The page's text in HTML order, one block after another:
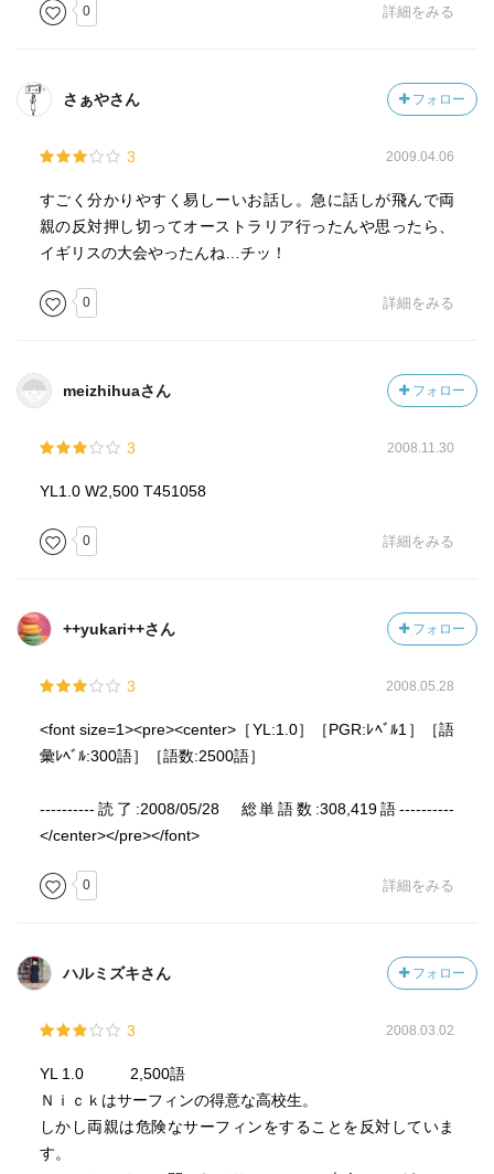
0 詳細をみる
さぁやさん フォロー
3 2009.04.06
すごく分かりやすく易しーいお話し。急に話しが飛んで両
親の反対押し切ってオーストラリア行ったんや思ったら、
イギリスの大会やったんね…チッ！
0 詳細をみる
meizhihuaさん フォロー
3 2008.11.30
YL1.0 W2,500 T451058
0 詳細をみる
++yukari++さん フォロー
3 2008.05.28
<font size=1><pre><center>［YL:1.0］［PGR:ﾚﾍﾞﾙ1］［語
彙ﾚﾍﾞﾙ:300語］［語数:2500語］
----------読了:2008/05/28 総単語数:308,419語----------
</center></pre></font>
0 詳細をみる
ハルミズキさん フォロー
3 2008.03.02
YL 1.0 2,500語
Ｎｉｃｋはサーフィンの得意な高校生。
しかし両親は危険なサーフィンをすることを反対していま
す。